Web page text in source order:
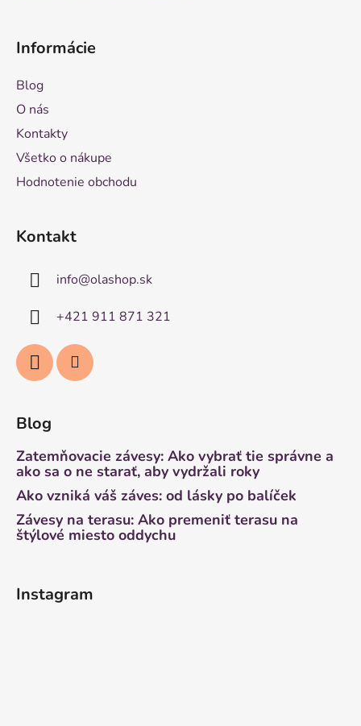
Informácie
Blog
O nás
Kontakty
Všetko o nákupe
Hodnotenie obchodu
Kontakt
info@olashop.sk
+421 911 871 321
Blog
Zatemňovacie závesy: Ako vybrať tie správne a
ako sa o ne starať, aby vydržali roky
Ako vzniká váš záves: od lásky po balíček
Závesy na terasu: Ako premeniť terasu na
štýlové miesto oddychu
Instagram